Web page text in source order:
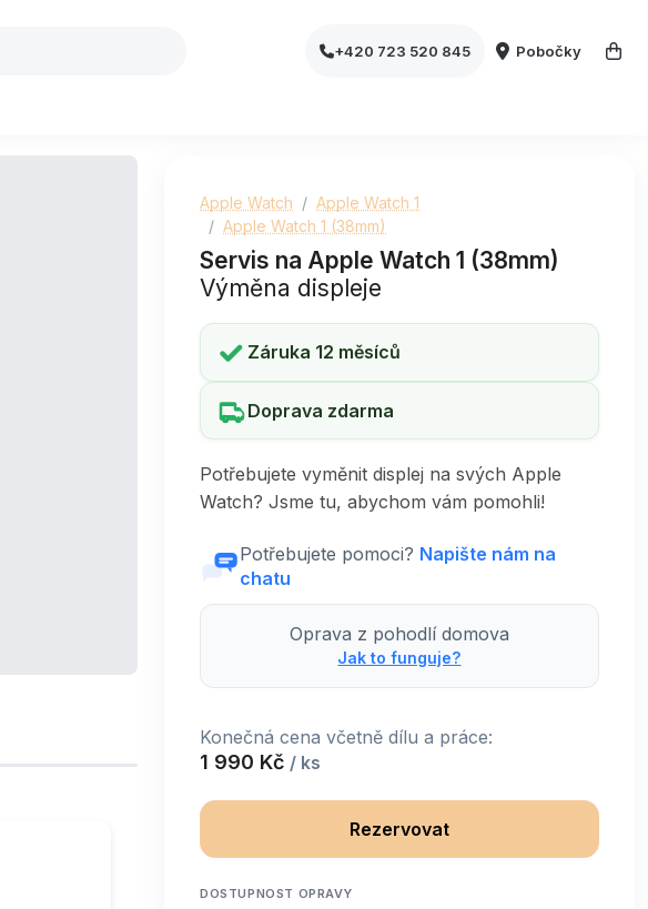
+420 723 520 845 Pobočky
Apple Watch
Apple Watch 1
Apple Watch 1 (38mm)
Servis na Apple Watch 1 (38mm)
Výměna displeje
Záruka 12 měsíců
Doprava zdarma
Potřebujete vyměnit displej na svých Apple
Watch? Jsme tu, abychom vám pomohli!
Potřebujete pomoci? Napište nám na
chatu
Oprava z pohodlí domova
Jak to funguje?
Konečná cena včetně dílu a práce:
1 990 Kč / ks
Rezervovat
DOSTUPNOST OPRAVY